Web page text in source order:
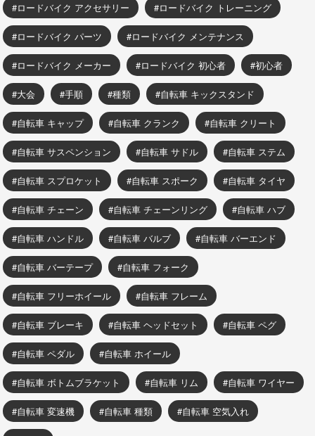
ロードバイク アクセサリー ロードバイク トレーニング
ロードバイク パーツ ロードバイク メンテナンス
ロードバイク メーカー ロードバイク 初心者 初心者
大会 手順 種類 自転車 キックスタンド
自転車 キャップ 自転車 クランク 自転車 クリート
自転車 サスペンション 自転車 サドル 自転車 ステム
自転車 スプロケット 自転車 スポーク 自転車 タイヤ
自転車 チェーン 自転車 チェーンリング 自転車 ハブ
自転車 ハンドル 自転車 バルブ 自転車 バーエンド
自転車 バーテープ 自転車 フォーク
自転車 フリーホイール 自転車 フレーム
自転車 ブレーキ 自転車 ヘッドセット 自転車 ペグ
自転車 ペダル 自転車 ホイール
自転車 ボトムブラケット 自転車 リム 自転車 ワイヤー
自転車 変速機 自転車 種類 自転車 空気入れ